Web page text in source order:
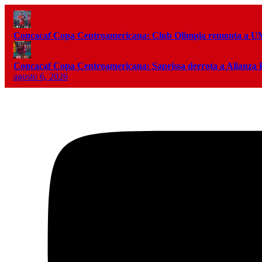
Concacaf Copa Centroamericana: Club Olimpia remonta a
Concacaf Copa Centroamericana: Saprissa derrota a Alianza
agosto 6, 2026